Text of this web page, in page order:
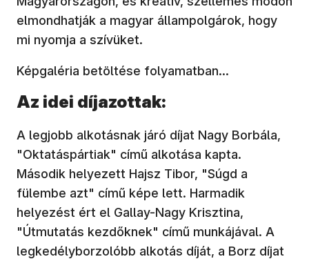
elmondhatják a magyar állampolgárok, hogy
mi nyomja a szívüket.
Képgaléria betöltése folyamatban...
Az idei díjazottak:
A legjobb alkotásnak járó díjat Nagy Borbála,
"Oktatáspártiak" című alkotása kapta.
Második helyezett Hajsz Tibor, "Súgd a
fülembe azt" című képe lett. Harmadik
helyezést ért el Gallay-Nagy Krisztina,
"Útmutatás kezdőknek" című munkájával. A
legkedélyborzolóbb alkotás díját, a Borz díjat